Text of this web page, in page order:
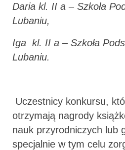
Daria kl. II a – Szkoła
Lubaniu,
Iga kl. II a – Szkoła
Lubaniu.
Uczestnicy konkursu,
otrzymają nagrody
nauk przyrodniczych lub
specjalnie w tym celu